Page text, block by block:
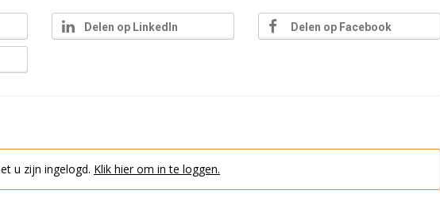
Delen op LinkedIn Delen op Facebook
u zijn ingelogd. Klik hier om in te loggen.